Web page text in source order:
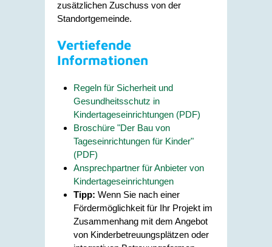
zusätzlichen Zuschuss von der
Standortgemeinde.
Vertiefende
Informationen
Regeln für Sicherheit und
Gesundheitsschutz in
Kindertageseinrichtungen (PDF)
Broschüre "Der Bau von
Tageseinrichtungen für Kinder"
(PDF)
Ansprechpartner für Anbieter von
Kindertageseinrichtungen
Tipp: Wenn Sie nach einer
Fördermöglichkeit für Ihr Projekt im
Zusammenhang mit dem Angebot
von Kinderbetreuungsplätzen oder